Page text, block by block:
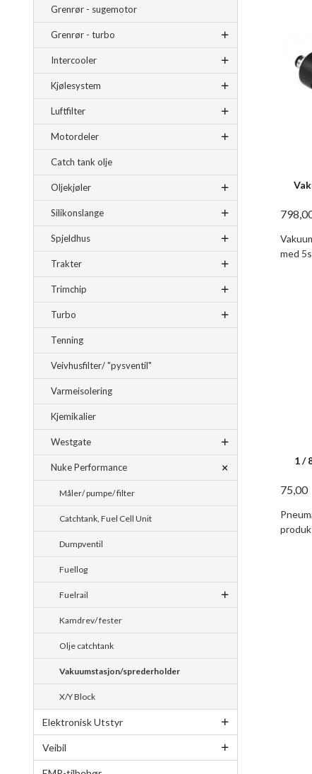
Grenrør - sugemotor
Grenrør - turbo
Intercooler
Kjølesystem
Luftfilter
Motordeler
Catch tank olje
Oljekjøler
Silikonslange
Spjeldhus
Trakter
Trimchip
Turbo
Tenning
Veivhusfilter/ "pysventil"
Varmeisolering
Kjemikalier
Westgate
Nuke Performance
Måler/ pumpe/ filter
Catchtank, Fuel Cell Unit
Dumpventil
Fuellog
Fuelrail
Kamdrev/ fester
Olje catchtank
Vakuumstasjon/sprederholder
X/Y Block
Elektronisk Utstyr
Veibil
med
1 /
75,00